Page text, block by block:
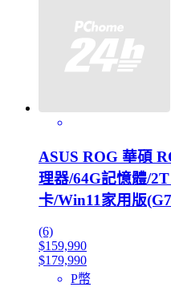
ASUS ROG 華碩
理器/64G記憶體/
卡/Win11家用版
(6)
$159,990
$179,990
P幣